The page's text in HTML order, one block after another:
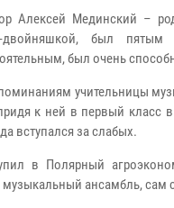
Алексей Мединский –
двойняшкой, был
был очень
учительницы
к ней в первый класс
вступался за слабых.
в Полярный
музыкальный ансамбль, сам